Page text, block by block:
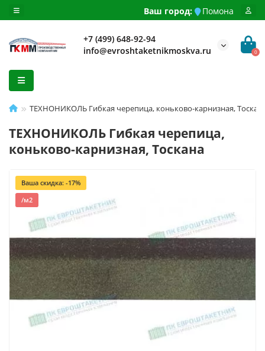
Ваш город: Помона
+7 (499) 648-92-94
info@evroshtaketnikmoskva.ru
0
ТЕХНОНИКОЛЬ Гибкая черепица, коньково-карнизная,
ТЕХНОНИКОЛЬ Гибкая черепица,
коньково-карнизная, Тоскана
Ваша скидка: -17%
/м2